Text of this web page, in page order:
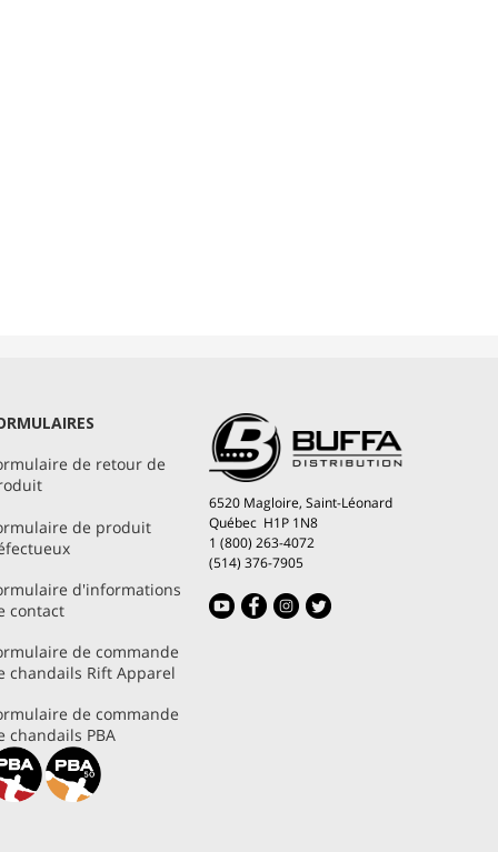
de retour de
de produit
d'informations
contact
de commande
chandails Rift Apparel
de commande
chandails PBA
6520 Magloire, Saint-Léonard
Québec H1P 1N8
1 (800) 263-4072
(514) 376-7905